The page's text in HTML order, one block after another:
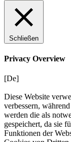
Schließen
Privacy Overview
[De]
Diese Website
verbessern,
werden die als
gespeichert, da sie
Funktionen der